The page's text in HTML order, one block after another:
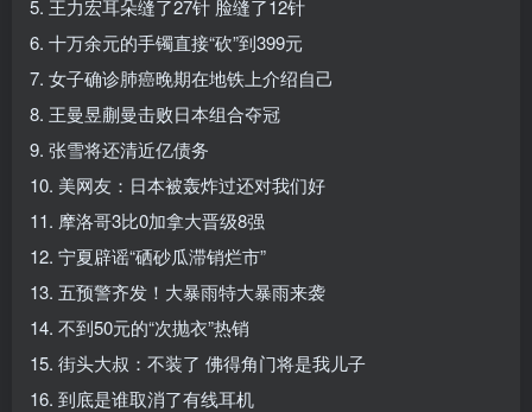
5. 王力宏耳朵缝了27针 脸缝了12针
6. 十万余元的手镯直接“砍”到399元
7. 女子确诊肺癌晚期在地铁上介绍自己
8. 王曼昱蒯曼击败日本组合夺冠
9. 张雪将还清近亿债务
10. 美网友：日本被轰炸过还对我们好
11. 摩洛哥3比0加拿大晋级8强
12. 宁夏辟谣“硒砂瓜滞销烂市”
13. 五预警齐发！大暴雨特大暴雨来袭
14. 不到50元的“次抛衣”热销
15. 街头大叔：不装了 佛得角门将是我儿子
16. 到底是谁取消了有线耳机